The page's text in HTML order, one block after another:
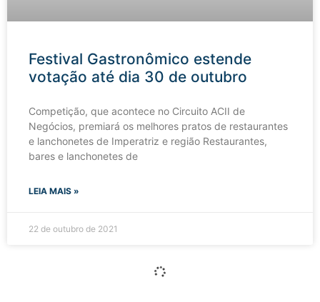
Festival Gastronômico estende
votação até dia 30 de outubro
Competição, que acontece no Circuito ACII de
Negócios, premiará os melhores pratos de restaurantes
e lanchonetes de Imperatriz e região Restaurantes,
bares e lanchonetes de
LEIA MAIS »
22 de outubro de 2021